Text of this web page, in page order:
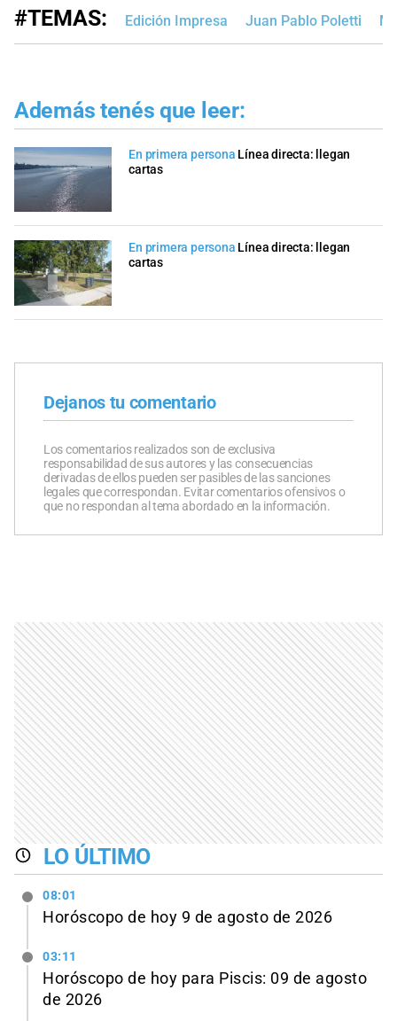
#TEMAS: Edición Impresa Juan Pablo Poletti
Además tenés que leer:
En primera persona Línea directa: llegan
cartas
En primera persona Línea directa: llegan
cartas
Dejanos tu comentario
Los comentarios realizados son de exclusiva
responsabilidad de sus autores y las consecuencias
derivadas de ellos pueden ser pasibles de las sanciones
legales que correspondan. Evitar comentarios ofensivos o
que no respondan al tema abordado en la información.
LO ÚLTIMO
08:01
Horóscopo de hoy 9 de agosto de 2026
03:11
Horóscopo de hoy para Piscis: 09 de agosto
de 2026